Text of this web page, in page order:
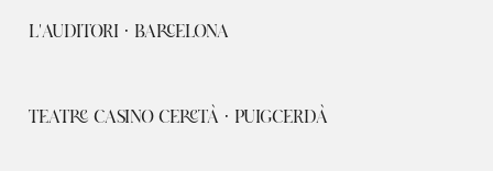
L'AUDITORI · BARCELONA
TEATRE CASINO CERETÀ · PUIGCERDÀ